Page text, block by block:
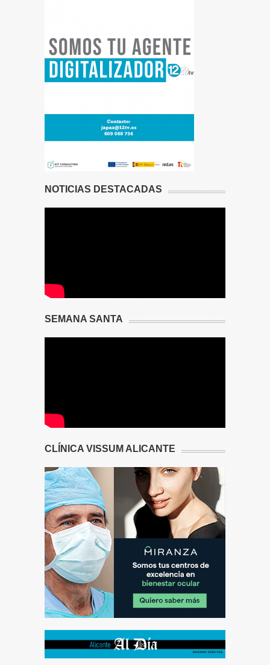
NOTICIAS DESTACADAS
SEMANA SANTA
CLÍNICA VISSUM ALICANTE